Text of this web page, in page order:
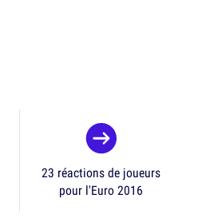
23 réactions de joueurs
pour l'Euro 2016